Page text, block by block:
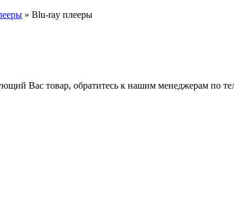
» Blu-ray плееры
Вас товар, обратитесь к нашим менеджерам по